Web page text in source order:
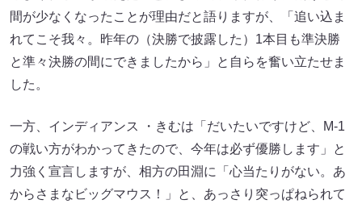
間が少なくなったことが理由だと語りますが、「追い込ま
れてこそ我々。昨年の（決勝で披露した）1本目も準決勝
と準々決勝の間にできましたから」と自らを奮い立たせま
した。
一方、インディアンス ・きむは「だいたいですけど、M-1
の戦い方がわかってきたので、今年は必ず優勝します」と
力強く宣言しますが、相方の田淵に「心当たりがない。あ
からさまなビッグマウス！」と、あっさり突っぱねられて